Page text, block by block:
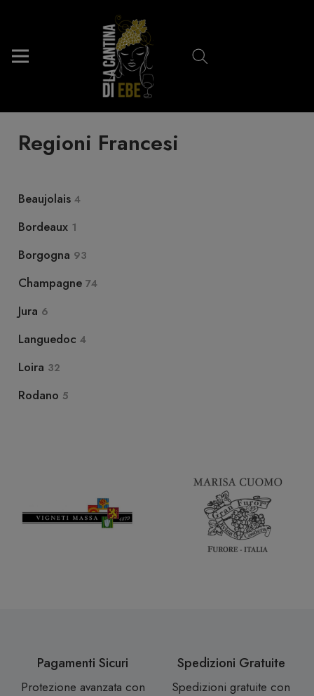
Regioni Francesi
Beaujolais 4
Bordeaux 1
Borgogna 93
Champagne 74
Jura 6
Languedoc 4
Loira 32
Rodano 5
Pagamenti Sicuri
Protezione avanzata con
Spedizioni Gratuite
Spedizioni gratuite con